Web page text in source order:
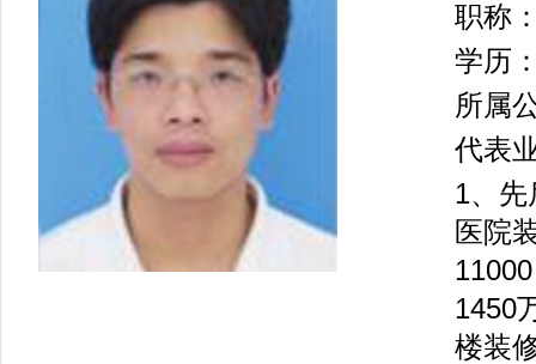
职称
学历
所属
代表
1、先
医院
1450
楼装